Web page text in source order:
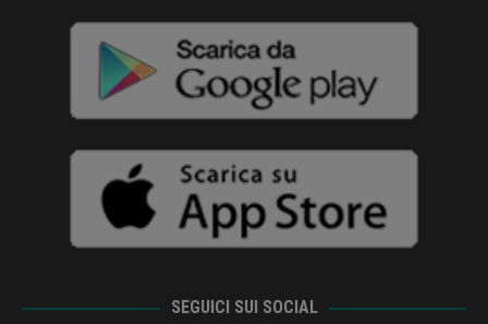
SEGUICI SUI SOCIAL